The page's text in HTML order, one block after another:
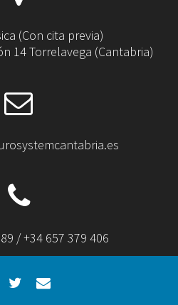
(Con cita previa)
14 Torrelavega (Cantabria)
/ +34 657 379 406